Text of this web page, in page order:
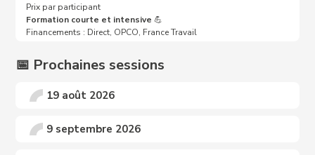
Prix par participant
Formation courte et intensive 💪
Financements : Direct, OPCO, France Travail
📅 Prochaines sessions
19 août 2026
9 septembre 2026